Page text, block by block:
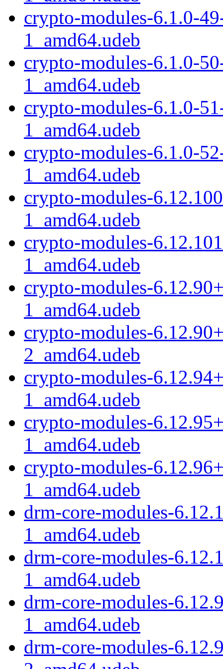
crypto-modules-6.1.0-
1_amd64.udeb
crypto-modules-6.1.0-
1_amd64.udeb
crypto-modules-6.1.0-
1_amd64.udeb
crypto-modules-6.1.0-
1_amd64.udeb
crypto-modules-
1_amd64.udeb
crypto-modules-
1_amd64.udeb
crypto-modules-
1_amd64.udeb
crypto-modules-
2_amd64.udeb
crypto-modules-
1_amd64.udeb
crypto-modules-
1_amd64.udeb
crypto-modules-
1_amd64.udeb
drm-core-modules-
1_amd64.udeb
drm-core-modules-
1_amd64.udeb
drm-core-modules-
1_amd64.udeb
drm-core-modules-